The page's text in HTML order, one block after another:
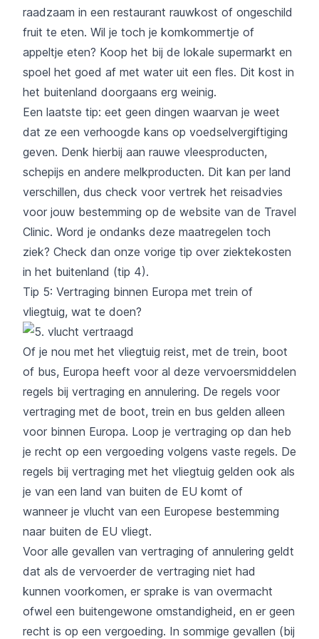
raadzaam in een restaurant rauwkost of ongeschild
fruit te eten. Wil je toch je komkommertje of
appeltje eten? Koop het bij de lokale supermarkt en
spoel het goed af met water uit een fles. Dit kost in
het buitenland doorgaans erg weinig.
Een laatste tip: eet geen dingen waarvan je weet
dat ze een verhoogde kans op voedselvergiftiging
geven. Denk hierbij aan rauwe vleesproducten,
schepijs en andere melkproducten. Dit kan per land
verschillen, dus check voor vertrek het reisadvies
voor jouw bestemming op de website van de Travel
Clinic. Word je ondanks deze maatregelen toch
ziek? Check dan onze vorige tip over ziektekosten
in het buitenland (tip 4).
Tip 5: Vertraging binnen Europa met trein of
vliegtuig, wat te doen?
Of je nou met het vliegtuig reist, met de trein, boot
of bus, Europa heeft voor al deze vervoersmiddelen
regels bij vertraging en annulering. De regels voor
vertraging met de boot, trein en bus gelden alleen
voor binnen Europa. Loop je vertraging op dan heb
je recht op een vergoeding volgens vaste regels. De
regels bij vertraging met het vliegtuig gelden ook als
je van een land van buiten de EU komt of
wanneer je vlucht van een Europese bestemming
naar buiten de EU vliegt.
Voor alle gevallen van vertraging of annulering geldt
dat als de vervoerder de vertraging niet had
kunnen voorkomen, er sprake is van overmacht
ofwel een buitengewone omstandigheid, en er geen
recht is op een vergoeding. In sommige gevallen (bij